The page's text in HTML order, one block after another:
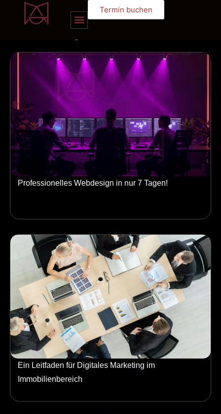
Termin buchen
Professionelles Webdesign in nur 7 Tagen!
Ein Leitfaden für Digitales Marketing im
Immobilienbereich